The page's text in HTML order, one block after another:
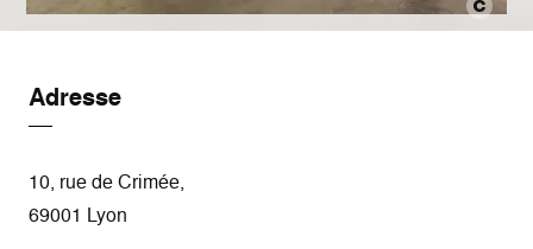
Adresse
10, rue de Crimée,
69001 Lyon